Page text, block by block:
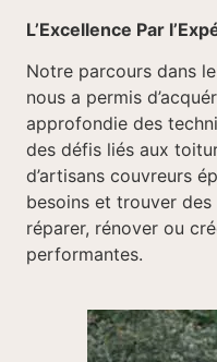
L’Excellence Par
Notre parcours dans
nous a permis
approfondie des
des défis liés aux
d’artisans couvreurs
besoins et trouver
réparer, rénover ou
performantes.